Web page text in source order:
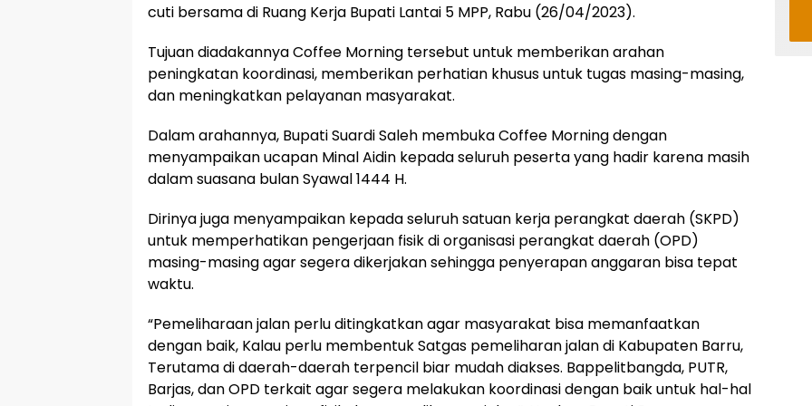
cuti bersama di Ruang Kerja Bupati Lantai 5 MPP, Rabu (26/04/2023).
Tujuan diadakannya Coffee Morning tersebut untuk memberikan arahan
peningkatan koordinasi, memberikan perhatian khusus untuk tugas masing-masing,
dan meningkatkan pelayanan masyarakat.
Dalam arahannya, Bupati Suardi Saleh membuka Coffee Morning dengan
menyampaikan ucapan Minal Aidin kepada seluruh peserta yang hadir karena masih
dalam suasana bulan Syawal 1444 H.
Dirinya juga menyampaikan kepada seluruh satuan kerja perangkat daerah (SKPD)
untuk memperhatikan pengerjaan fisik di organisasi perangkat daerah (OPD)
masing-masing agar segera dikerjakan sehingga penyerapan anggaran bisa tepat
waktu.
“Pemeliharaan jalan perlu ditingkatkan agar masyarakat bisa memanfaatkan
dengan baik, Kalau perlu membentuk Satgas pemeliharan jalan di Kabupaten Barru,
Terutama di daerah-daerah terpencil biar mudah diakses. Bappelitbangda, PUTR,
Barjas, dan OPD terkait agar segera melakukan koordinasi dengan baik untuk hal-hal